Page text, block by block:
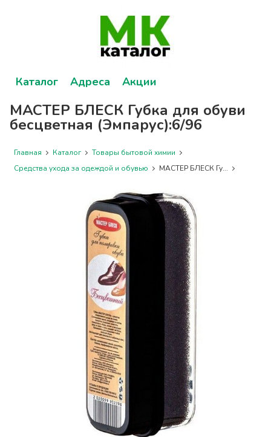
Каталог Адреса Акции
МАСТЕР БЛЕСК Губка для обуви
бесцветная (Эмпарус):6/96
Главная Каталог
Товары бытовой химии
Средства ухода за одеждой и обувью
МАСТЕР БЛЕСК Гу...